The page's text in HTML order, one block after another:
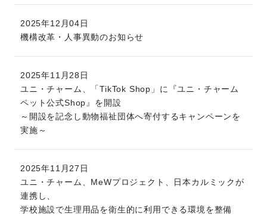
2025年12月04日
機構改革・人事異動のお知らせ
2025年11月28日
ユニ・チャーム、「TikTok Shop」に『ユニ・チャーム
ペット公式Shop』を開設
～開設を記念し動物福祉団体へ寄付するキャンペーンを
実施～
2025年11月27日
ユニ・チャーム、MeWプロジェクト、日本カルミックが
連携し、
学校施設で生理用品を衛生的に利用できる環境を整備